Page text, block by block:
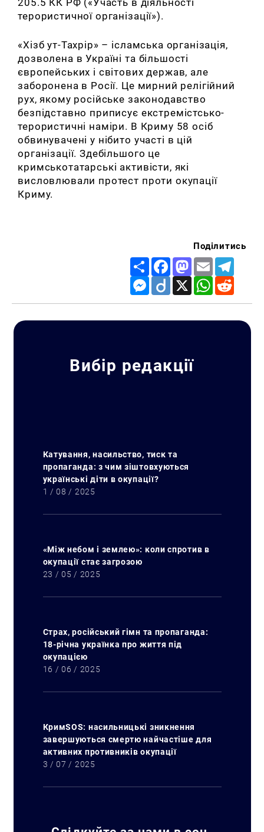
Пошук за запитом:
205.5 КК РФ («Участь в діяльності
терористичної організації»).
«Хізб ут-Тахрір» – ісламська організація,
дозволена в Україні та більшості
європейських і світових держав, але
заборонена в Росії. Це мирний релігійний
рух, якому російське законодавство
безпідставно приписує екстремістсько-
терористичні наміри. В Криму 58 осіб
обвинувачені у нібито участі в цій
організації. Здебільшого це
кримськотатарські активісти, які
висловлювали протест проти окупації
Криму.
Поділитись
Share FacebookMastodon
Email
Messenger
Diigo X WhatsApp
Вибір редакції
Катування, насильство, тиск та
пропаганда: з чим зіштовхуються
українські діти в окупації?
1 / 08 / 2025
«Між небом і землею»: коли спротив в
окупації стає загрозою
23 / 05 / 2025
Страх, російський гімн та пропаганда:
18-річна українка про життя під
окупацією
16 / 06 / 2025
КримSOS: насильницькі зникнення
завершуються смертю найчастіше для
активних противників окупації
3 / 07 / 2025